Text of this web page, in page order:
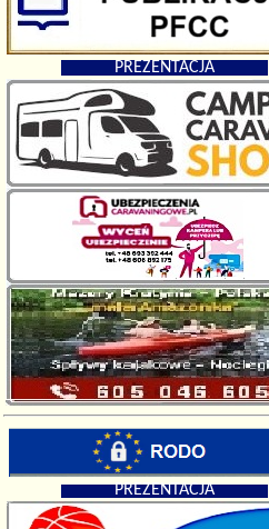
PREZENTACJA
PREZENTACJA